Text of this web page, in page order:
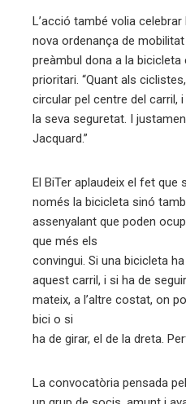
L’acció també volia
nova ordenança de
preàmbul dona a la bicicleta
prioritari. “Quant als
circular pel centre del carril,
la seva seguretat. I
Jacquard.”
El BiTer aplaudeix el fet que
només la bicicleta sinó
assenyalant que poden
que més els
convingui. Si una bicicleta
aquest carril, i si ha de
mateix, a l’altre costat, on
bici o si
ha de girar, el de la dreta.
La convocatòria pensada